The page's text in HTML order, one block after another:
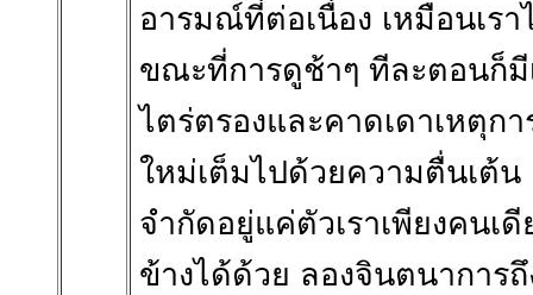
อารมณ์ที่ต่อเนื่อง เหมือนเร
ขณะที่การดูช้าๆ ทีละตอนก็มี
ไตร่ตรองและคาดเดาเหตุ
ใหม่เต็มไปด้วยความตื่นเต้
จำกัดอยู่แค่ตัวเราเพียงคนเ
ข้างได้ด้วย ลองจินตนาการถึ